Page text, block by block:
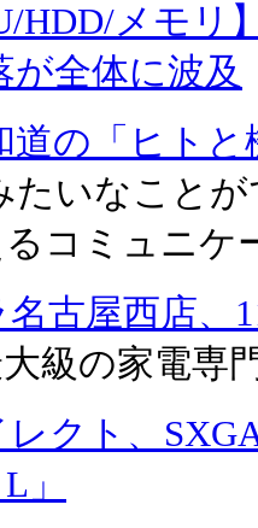
HDD/メモリ
が全体に波及
道の「ヒトと
たいなこと
るコミュニケ
古屋西店、
級の家電専
クト、
」